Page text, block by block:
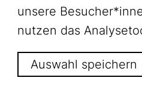
unsere
nutzen das
Auswahl speichern